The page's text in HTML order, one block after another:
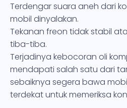
Terdengar suara aneh dari
mobil dinyalakan.
Tekanan freon tidak stabil
tiba-tiba.
Terjadinya kebocoran oli
mendapati salah satu dari
sebaiknya segera bawa
terdekat untuk memeriksa